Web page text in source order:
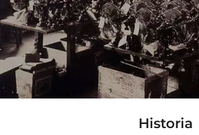
Historia